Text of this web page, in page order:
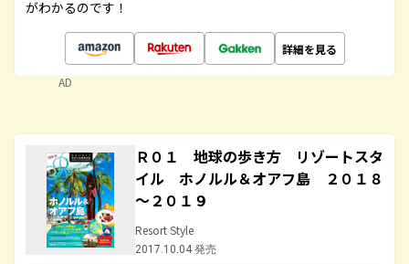
がわかるのです！
詳細を見る
AD
Ｒ０１ 地球の歩き方 リゾートスタ
イル ホノルル＆オアフ島 ２０１８
～２０１９
Resort Style
2017.10.04 発売